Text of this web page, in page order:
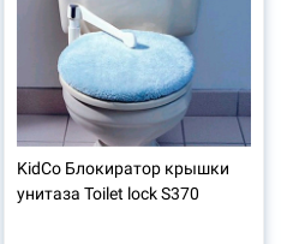
KidCo Блокиратор крышки
унитаза Toilet lock S370